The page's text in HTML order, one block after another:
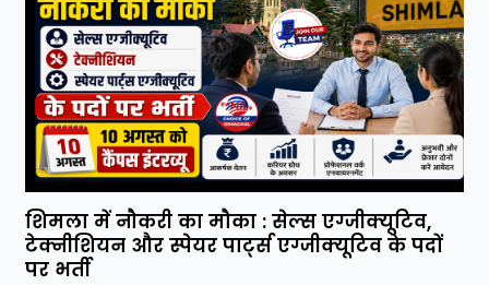
शिमला में नौकरी का मौका : सेल्स एग्जीक्यूटिव,
टेक्नीशियन और स्पेयर पार्ट्स एग्जीक्यूटिव के पदों
पर भर्ती